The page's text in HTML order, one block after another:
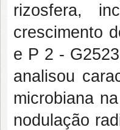
rizosfera,
crescimento
e P 2 -
analisou
microbiana
nodulação